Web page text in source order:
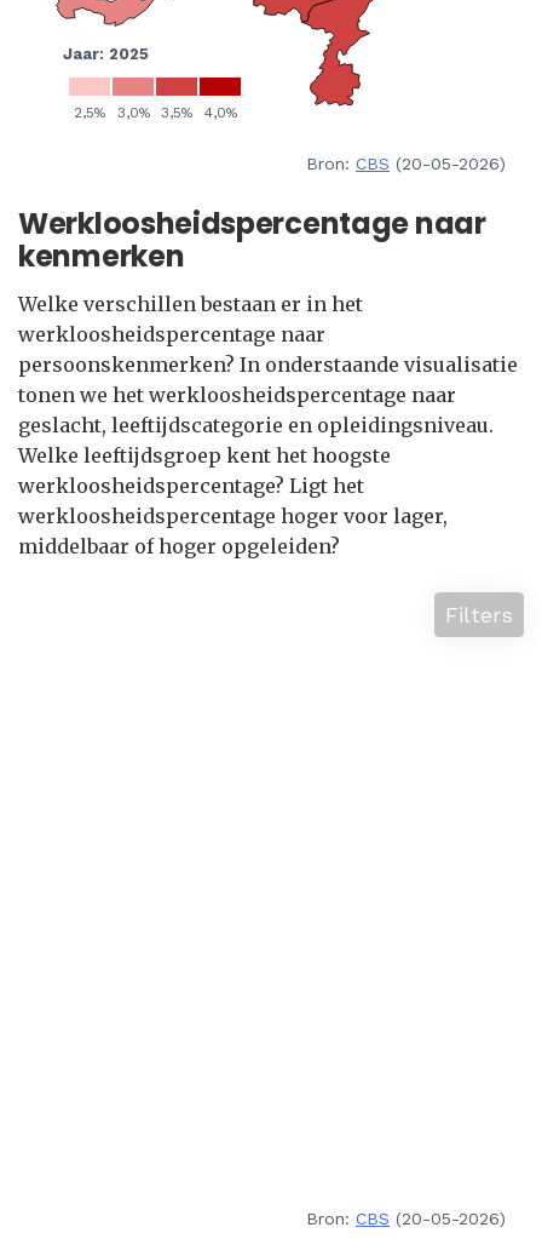
Bron: CBS (20-05-2026)
Werkloosheidspercentage naar
kenmerken
Welke verschillen bestaan er in het
werkloosheidspercentage naar
persoonskenmerken? In onderstaande visualisatie
tonen we het werkloosheidspercentage naar
geslacht, leeftijdscategorie en opleidingsniveau.
Welke leeftijdsgroep kent het hoogste
werkloosheidspercentage? Ligt het
werkloosheidspercentage hoger voor lager,
middelbaar of hoger opgeleiden?
Filters
Bron: CBS (20-05-2026)